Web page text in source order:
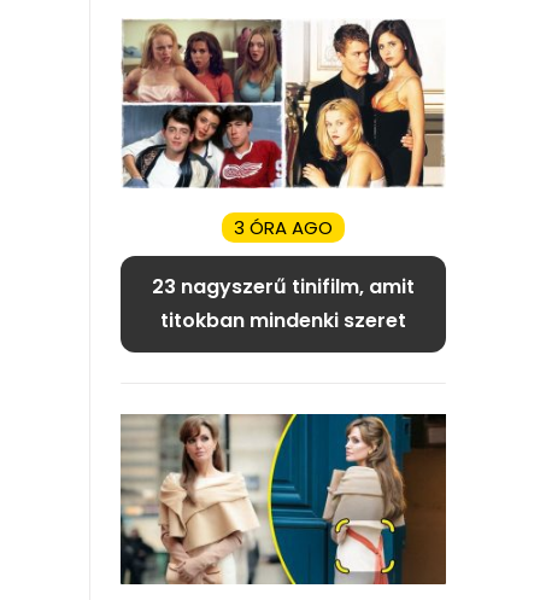
3 ÓRA AGO
23 nagyszerű tinifilm, amit
titokban mindenki szeret